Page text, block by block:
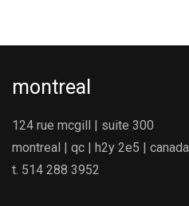
montreal
124 rue mcgill | suite 300
montreal | qc | h2y 2e5 | canada
t. 514 288 3952